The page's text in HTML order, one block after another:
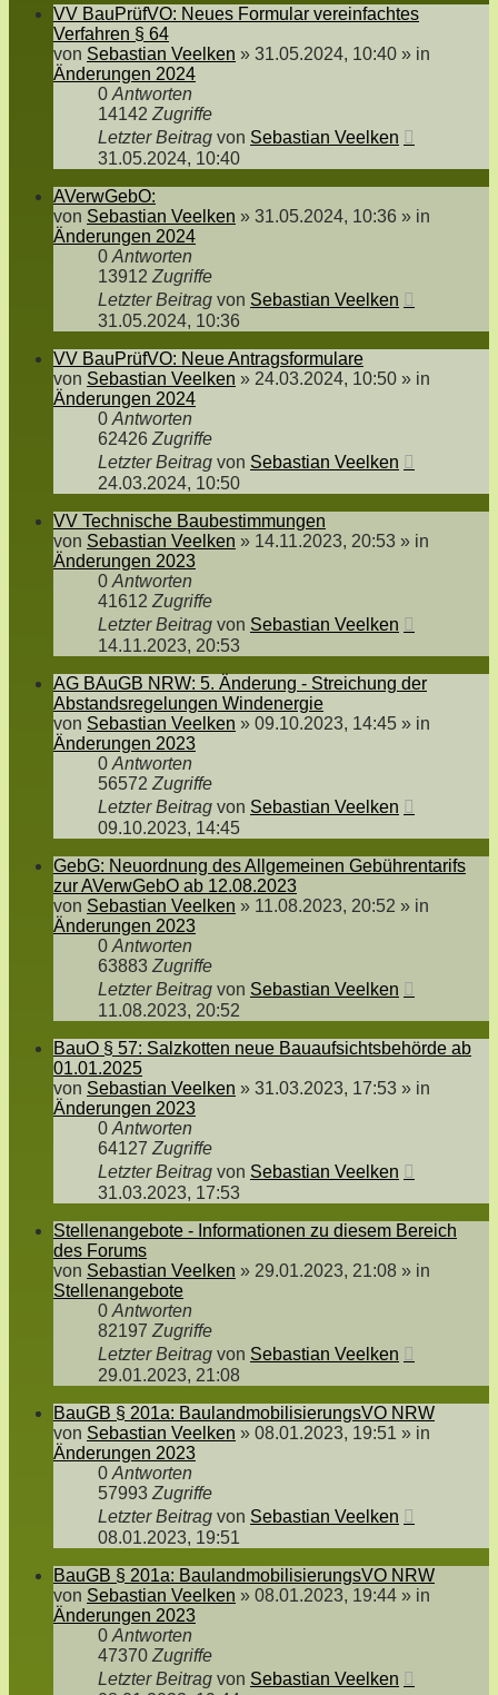
VV BauPrüfVO: Neues Formular vereinfachtes
Verfahren § 64
von Sebastian Veelken » 31.05.2024, 10:40 » in
Änderungen 2024
0 Antworten
14142 Zugriffe
Letzter Beitrag von Sebastian Veelken
31.05.2024, 10:40
AVerwGebO:
von Sebastian Veelken » 31.05.2024, 10:36 » in
Änderungen 2024
0 Antworten
13912 Zugriffe
Letzter Beitrag von Sebastian Veelken
31.05.2024, 10:36
VV BauPrüfVO: Neue Antragsformulare
von Sebastian Veelken » 24.03.2024, 10:50 » in
Änderungen 2024
0 Antworten
62426 Zugriffe
Letzter Beitrag von Sebastian Veelken
24.03.2024, 10:50
VV Technische Baubestimmungen
von Sebastian Veelken » 14.11.2023, 20:53 » in
Änderungen 2023
0 Antworten
41612 Zugriffe
Letzter Beitrag von Sebastian Veelken
14.11.2023, 20:53
AG BAuGB NRW: 5. Änderung - Streichung der
Abstandsregelungen Windenergie
von Sebastian Veelken » 09.10.2023, 14:45 » in
Änderungen 2023
0 Antworten
56572 Zugriffe
Letzter Beitrag von Sebastian Veelken
09.10.2023, 14:45
GebG: Neuordnung des Allgemeinen Gebührentarifs
zur AVerwGebO ab 12.08.2023
von Sebastian Veelken » 11.08.2023, 20:52 » in
Änderungen 2023
0 Antworten
63883 Zugriffe
Letzter Beitrag von Sebastian Veelken
11.08.2023, 20:52
BauO § 57: Salzkotten neue Bauaufsichtsbehörde ab
01.01.2025
von Sebastian Veelken » 31.03.2023, 17:53 » in
Änderungen 2023
0 Antworten
64127 Zugriffe
Letzter Beitrag von Sebastian Veelken
31.03.2023, 17:53
Stellenangebote - Informationen zu diesem Bereich
des Forums
von Sebastian Veelken » 29.01.2023, 21:08 » in
Stellenangebote
0 Antworten
82197 Zugriffe
Letzter Beitrag von Sebastian Veelken
29.01.2023, 21:08
BauGB § 201a: BaulandmobilisierungsVO NRW
von Sebastian Veelken » 08.01.2023, 19:51 » in
Änderungen 2023
0 Antworten
57993 Zugriffe
Letzter Beitrag von Sebastian Veelken
08.01.2023, 19:51
BauGB § 201a: BaulandmobilisierungsVO NRW
von Sebastian Veelken » 08.01.2023, 19:44 » in
Änderungen 2023
0 Antworten
47370 Zugriffe
Letzter Beitrag von Sebastian Veelken